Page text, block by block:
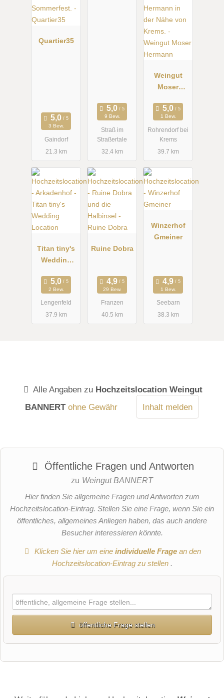
Quartier35
3 Bew.
Gaindorf
21.3 km
9 Bew.
Straß im
Straßertale
32.4 km
Weingut
Moser
1 Bew.
Rohrendorf bei
Krems
39.7 km
Titan tiny's
Wedding
2 Bew.
Lengenfeld
37.9 km
Ruine Dobra
29 Bew.
Franzen
40.5 km
Winzerhof
Gmeiner
1 Bew.
Seebarn
38.3 km
Alle Angaben zu Hochzeitslocation Weingut
BANNERT ohne Gewähr Inhalt melden
Öffentliche Fragen und Antworten
zu Weingut BANNERT
Hier finden Sie allgemeine Fragen und Antworten zum
Hochzeitslocation-Eintrag. Stellen Sie eine Frage, wenn Sie ein
öffentliches, allgemeines Anliegen haben, das auch andere
Besucher interessieren könnte.
Klicken Sie hier um eineindividuelle Frage an den
Hochzeitslocation-Eintrag zu stellen .
öffentliche Frage stellen